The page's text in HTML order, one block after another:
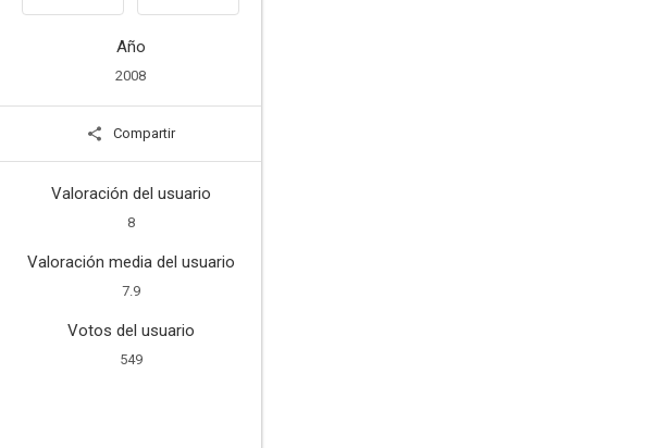
Año
2008
Compartir
Valoración del usuario
8
Valoración media del usuario
7.9
Votos del usuario
549